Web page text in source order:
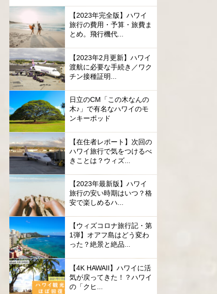
【2023年完全版】ハワイ
旅行の費用・予算・旅費ま
とめ。飛行機代...
【2023年2月更新】ハワイ
渡航に必要な手続き／ワク
チン接種証明...
日立のCM「この木なんの
木♪」で有名なハワイのモ
ンキーポッド
【在住者レポート】次回の
ハワイ旅行で気をつけるべ
きことは？ウィズ...
【2023年最新版】ハワイ
旅行の安い時期はいつ？格
安で楽しめるハ...
【ウィズコロナ旅行記・第
1弾】オアフ島はどう変わ
った？絶景と絶品...
【4K HAWAII】ハワイに活
気が戻ってきた！？ハワイ
の「クヒ...